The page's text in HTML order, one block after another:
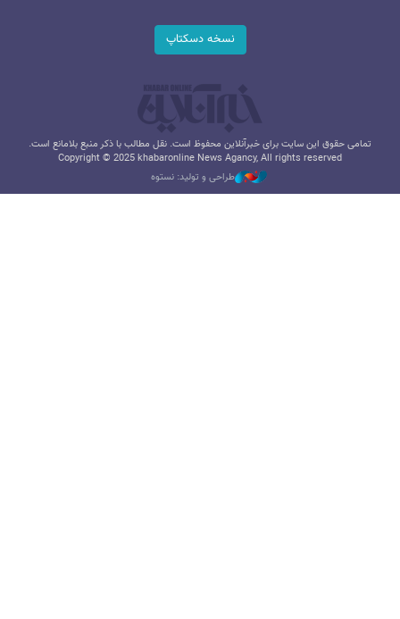
نسخه دسکتاپ
تمامی حقوق این سایت برای خبرآنلاین محفوظ است. نقل مطالب با ذکر منبع بلامانع است.
Copyright © 2025 khabaronline News Agancy, All rights reserved
طراحی و تولید: نستوه